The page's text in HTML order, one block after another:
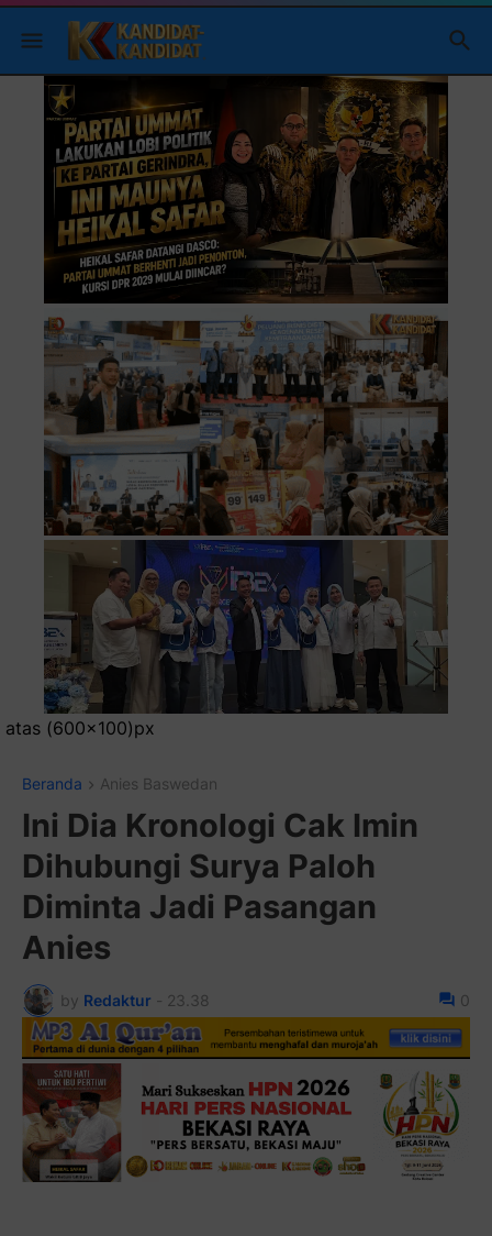
Beranda Anies Baswedan
Ini Dia Kronologi Cak Imin
Dihubungi Surya Paloh
Diminta Jadi Pasangan
Anies
by Redaktur - 23.38 0